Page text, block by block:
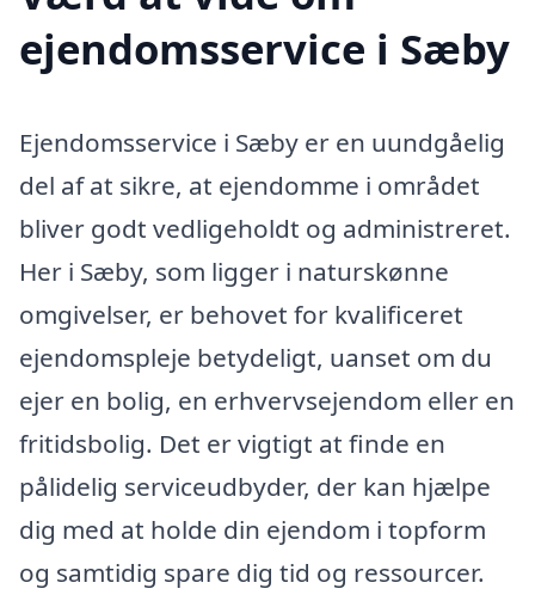
ejendomsservice i Sæby
Ejendomsservice i Sæby er en uundgåelig
del af at sikre, at ejendomme i området
bliver godt vedligeholdt og administreret.
Her i Sæby, som ligger i naturskønne
omgivelser, er behovet for kvalificeret
ejendomspleje betydeligt, uanset om du
ejer en bolig, en erhvervsejendom eller en
fritidsbolig. Det er vigtigt at finde en
pålidelig serviceudbyder, der kan hjælpe
dig med at holde din ejendom i topform
og samtidig spare dig tid og ressourcer.